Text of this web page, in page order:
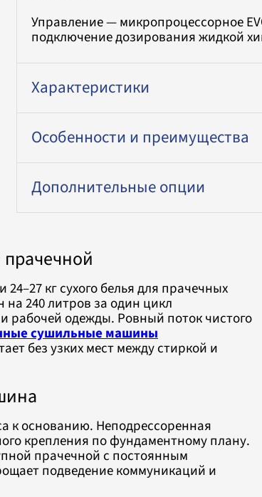
Управление — микропроцессорное
подключение дозирования жидкой
Характеристики
Особенности и преимущества
Дополнительные опции
кг сухого белья для прачечных
240 литров за один цикл
рабочей одежды. Ровный поток чистого
сушильные машины
без узких мест между стиркой и
к основанию. Неподрессоренная
крепления по фундаментному плану.
прачечной с постоянным
подведение коммуникаций и